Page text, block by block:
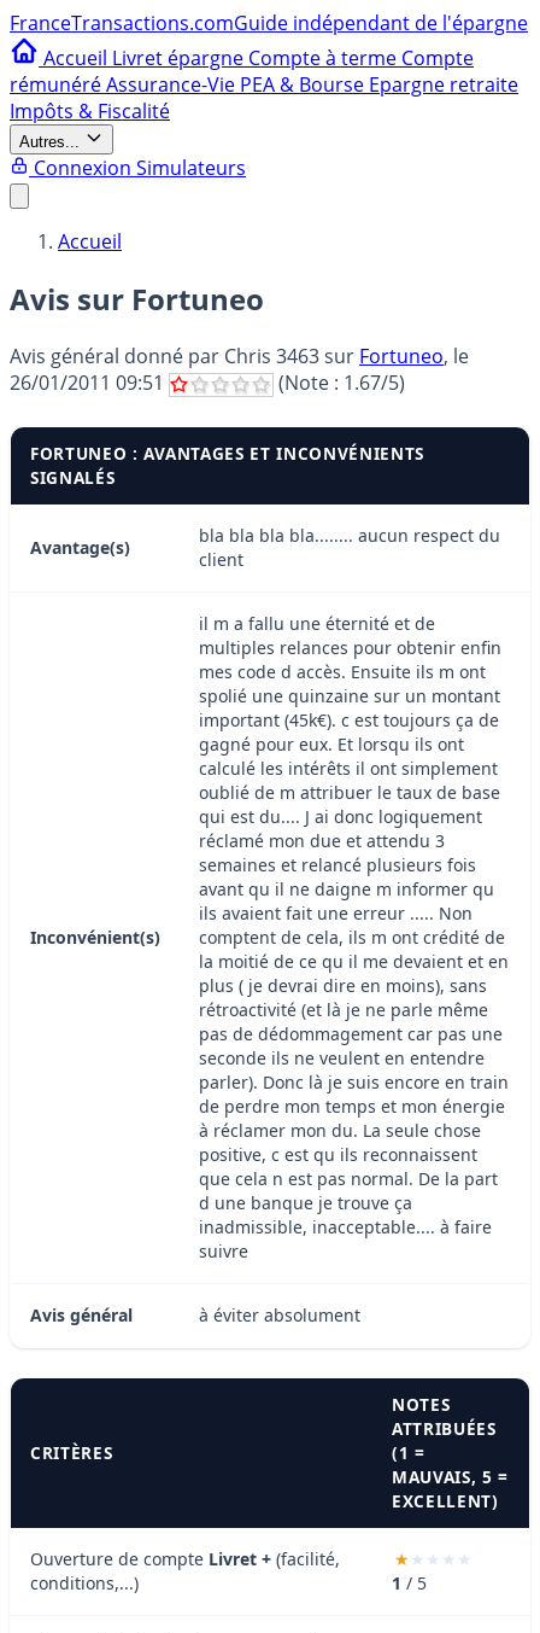
FranceTransactions.comGuide indépendant de l'épargne
Accueil Livret épargne Compte à terme Compte
rémunéréAssurance-Vie PEA & Bourse Epargne retraite
Impôts & Fiscalité
Autres...
Connexion Simulateurs
Accueil
Avis sur Fortuneo
Avis général donné par Chris 3463sur Fortuneo, le
26/01/2011 09:51
(Note : 1.67/5)
FORTUNEO : AVANTAGES ET INCONVÉNIENTS
SIGNALÉS
Avantage(s)
bla bla bla bla........ aucun respect du
client
Inconvénient(s)
il m a fallu une éternité et de
multiples relances pour obtenir enfin
mes code d accès. Ensuite ils m ont
spolié une quinzaine sur un montant
important (45k€). c est toujours ça de
gagné pour eux. Et lorsqu ils ont
calculé les intérêts il ont simplement
oublié de m attribuer le taux de base
qui est du.... J ai donc logiquement
réclamé mon due et attendu 3
semaines et relancé plusieurs fois
avant qu il ne daigne m informer qu
ils avaient fait une erreur ..... Non
comptent de cela, ils m ont crédité de
la moitié de ce qu il me devaient et en
plus ( je devrai dire en moins), sans
rétroactivité (et là je ne parle même
pas de dédommagement car pas une
seconde ils ne veulent en entendre
parler). Donc là je suis encore en train
de perdre mon temps et mon énergie
à réclamer mon du. La seule chose
positive, c est qu ils reconnaissent
que cela n est pas normal. De la part
d une banque je trouve ça
inadmissible, inacceptable.... à faire
suivre
Avis général à éviter absolument
CRITÈRES
NOTES
ATTRIBUÉES
(1 =
MAUVAIS, 5 =
EXCELLENT)
Ouverture de compte Livret + (facilité,
conditions,...)
1 / 5